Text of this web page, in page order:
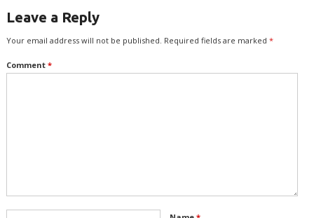
Leave a Reply
Your email address will not be published. Required fields are marked *
Comment *